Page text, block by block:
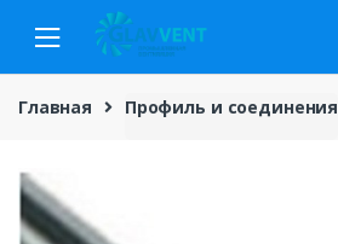
navigation
content
Главная
Профиль и соединения